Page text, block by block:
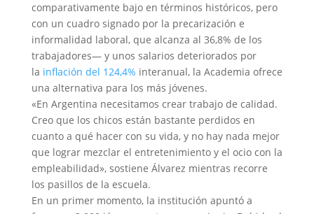
comparativamente bajo en términos históricos, pero
con un cuadro signado por la precarización e
informalidad laboral, que alcanza al 36,8% de los
trabajadores— y unos salarios deteriorados por
la inflación del 124,4% interanual, la Academia ofrece
una alternativa para los más jóvenes.
«En Argentina necesitamos crear trabajo de calidad.
Creo que los chicos están bastante perdidos en
cuanto a qué hacer con su vida, y no hay nada mejor
que lograr mezclar el entretenimiento y el ocio con la
empleabilidad», sostiene Álvarez mientras recorre
los pasillos de la escuela.
En un primer momento, la institución apuntó a